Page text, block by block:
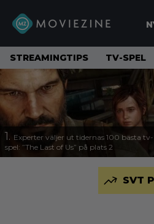
STREAMINGTIPS TV-SPEL
1. Experter väljer ut tidernas 100 bästa tv-
spel: ”The Last of Us” på plats 2
SVT